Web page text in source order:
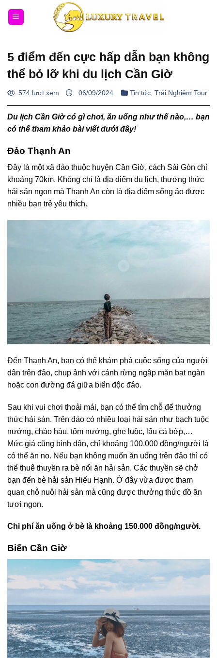
5 điểm đến cực hấp dẫn bạn không
thể bỏ lỡ khi du lịch Cần Giờ
574 lượt xem 06/09/2024 Tin tức Trải Nghiệm Tour
Du lịch Cần Giờ có gì chơi, ăn uống như thế nào,… bạn
có thể tham khảo bài viết dưới đây!
Đảo Thạnh An
Đây là một xã đảo thuộc huyện Cần Giờ, cách Sài Gòn chỉ
khoảng 70km. Không chỉ là địa điểm du lịch, thưởng thức
hải sản ngon mà Thạnh An còn là địa điểm sống ảo được
nhiều bạn trẻ yêu thích.
Đến Thạnh An, bạn có thể khám phá cuộc sống của người
dân trên đảo, chụp ảnh với cánh rừng ngập mặn bạt ngàn
hoặc con đường đá giữa biển độc đáo.
Sau khi vui chơi thoải mái, bạn có thể tìm chỗ để thưởng
thức hải sản. Trên đảo có nhiều loại hải sản như bạch tuộc
nướng, cháo hàu, tôm nướng, ghẹ luộc, lẩu cá bớp,…
Mức giá cũng bình dân, chỉ khoảng 100.000 đồng/người là
có thể ăn no. Nếu bạn không muốn ăn uống trên đảo thì có
thể thuê thuyền ra bè nổi ăn hải sản. Các thuyền sẽ chở
bạn đến bè hải sản Hiếu Hạnh. Ở đây vừa được tham
quan chỗ nuôi hải sản mà cũng được thưởng thức đồ ăn
tươi ngon.
Chi phí ăn uống ở bè là khoảng 150.000 đồng/người.
Biển Cần Giờ